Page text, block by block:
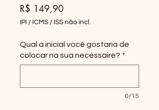
R$ 149,90Preço
IPI / ICMS / ISS não incl.
Qual a inicial você gostaria de
colocar na sua necessaire? *
0/15